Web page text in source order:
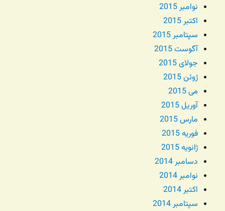
نوامبر 2015
اکتبر 2015
سپتامبر 2015
آگوست 2015
جولای 2015
ژوئن 2015
می 2015
آوریل 2015
مارس 2015
فوریه 2015
ژانویه 2015
دسامبر 2014
نوامبر 2014
اکتبر 2014
سپتامبر 2014